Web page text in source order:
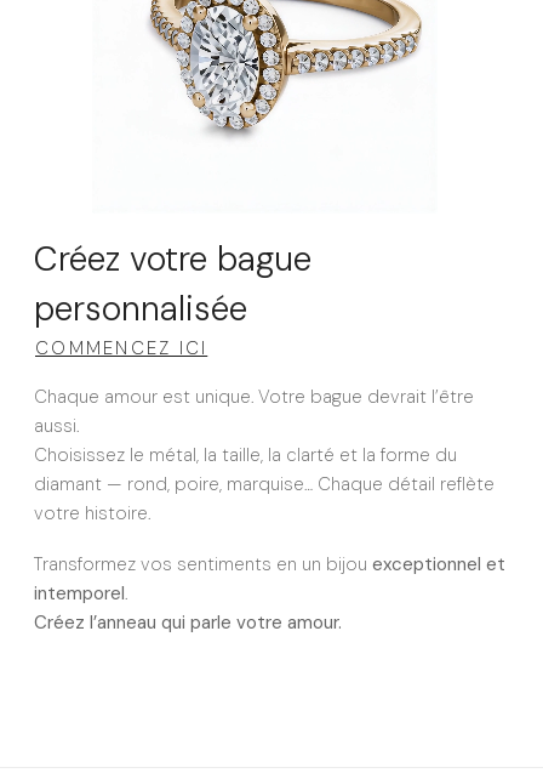
Créez votre bague
personnalisée
COMMENCEZ ICI
Chaque amour est unique. Votre bague devrait l’être
aussi.
Choisissez le métal, la taille, la clarté et la forme du
diamant — rond, poire, marquise… Chaque détail reflète
votre histoire.
Transformez vos sentiments en un bijou exceptionnel et
intemporel.
Créez l’anneau qui parle votre amour.